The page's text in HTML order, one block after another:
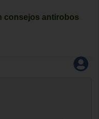
consejos antirobos